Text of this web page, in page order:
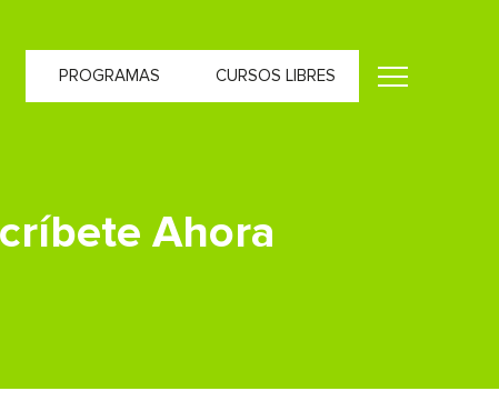
PROGRAMAS CURSOS LIBRES
Ahora